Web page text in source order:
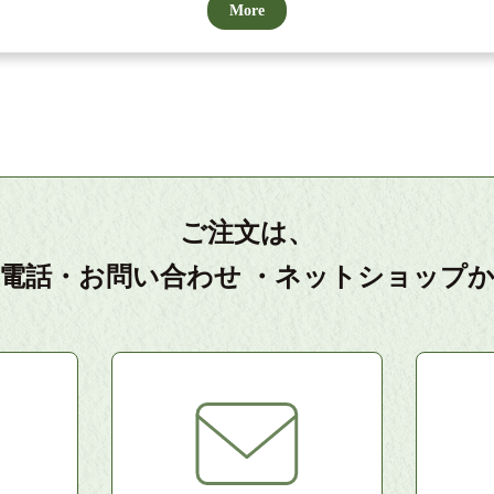
More
ご注文は、
話・お問い合わせ ・ネットショップ